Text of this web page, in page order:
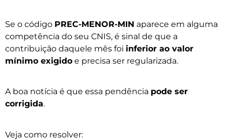
Se o código PREC-MENOR-MIN aparece em alguma
competência do seu CNIS, é sinal de que a
contribuição daquele mês foi inferior ao valor
mínimo exigido e precisa ser regularizada.
A boa notícia é que essa pendência pode ser
corrigida.
Veja como resolver: